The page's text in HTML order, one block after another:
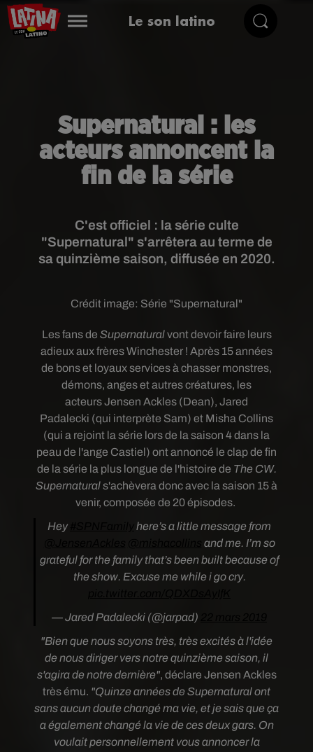
Le son latino
Supernatural : les
acteurs annoncent la
fin de la série
C'est officiel : la série culte
"Supernatural" s'arrêtera au terme de
sa quinzième saison, diffusée en 2020.
Crédit image: Série "Supernatural"
Les fans de Supernaturalvont devoir faire leurs
adieux aux frèresWinchester ! Après 15 années
de bons et loyaux services à chasser monstres,
démons, anges et autres créatures, les
acteurs Jensen Ackles (Dean), Jared
Padalecki (qui interprète Sam) et Misha Collins
(qui a rejoint la série lors de la saison 4 dans la
peau de l'ange Castiel) ont annoncé le clap de fin
de la série la plus longue de l'histoire de The CW.
Supernaturals'achèvera donc avec la saison 15 à
venir, composée de 20 épisodes.
Hey
here’s a little message from
and me. I’m so
grateful for the family that’s been built because of
the show. Excuse me while i go cry.
— Jared Padalecki (@jarpad)
"Bien que nous soyons très, très excités à l'idée
de nous diriger vers notre quinzième saison, il
s'agira de notre dernière", déclare Jensen Ackles
très ému. "Quinze années de Supernatural ont
sans aucun doute changé ma vie, et je sais que ça
a également changé la vie de ces deux gars. On
voulait personnellement vous annoncer la